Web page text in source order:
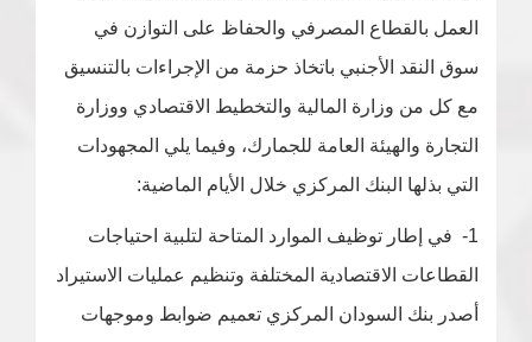
العمل بالقطاع المصرفي والحفاظ على التوازن في
سوق النقد الأجنبي باتخاذ حزمة من الإجراءات بالتنسيق
مع كل من وزارة المالية والتخطيط الاقتصادي ووزارة
التجارة والهيئة العامة للجمارك، وفيما يلي المجهودات
التي بذلها البنك المركزي خلال الأيام الماضية:
1- في إطار توظيف الموارد المتاحة لتلبية احتياجات
القطاعات الاقتصادية المختلفة وتنظيم عمليات الاستيراد
أصدر بنك السودان المركزي تعميم ضوابط وموجهات